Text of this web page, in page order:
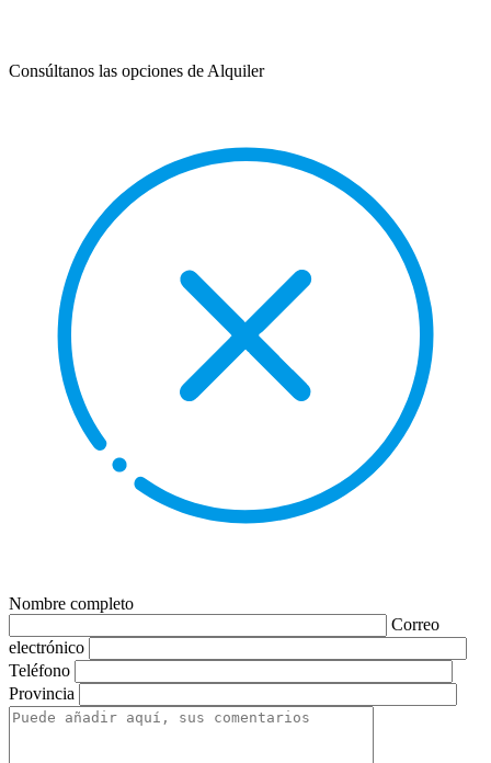
Consúltanos las opciones de Alquiler
Nombre completo
Correo
electrónico
Teléfono
Provincia